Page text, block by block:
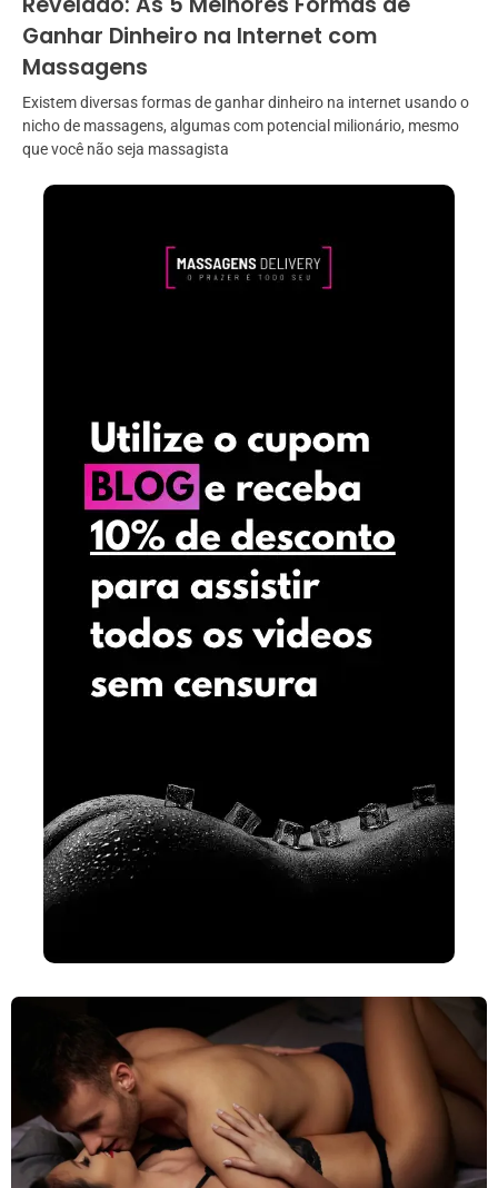
Ganhar Dinheiro na Internet com
Massagens
Existem diversas formas de ganhar dinheiro na internet usando o
nicho de massagens, algumas com potencial milionário, mesmo
que você não seja massagista